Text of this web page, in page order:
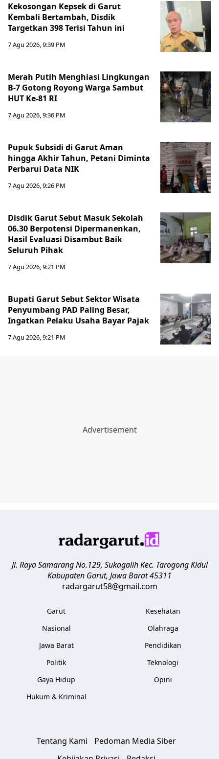
Kekosongan Kepsek di Garut
Kembali Bertambah, Disdik
Targetkan 398 Terisi Tahun ini
7 Agu 2026, 9:39 PM
Merah Putih Menghiasi Lingkungan
B-7 Gotong Royong Warga Sambut
HUT Ke-81 RI
7 Agu 2026, 9:36 PM
Pupuk Subsidi di Garut Aman
hingga Akhir Tahun, Petani Diminta
Perbarui Data NIK
7 Agu 2026, 9:26 PM
Disdik Garut Sebut Masuk Sekolah
06.30 Berpotensi Dipermanenkan,
Hasil Evaluasi Disambut Baik
Seluruh Pihak
7 Agu 2026, 9:21 PM
Bupati Garut Sebut Sektor Wisata
Penyumbang PAD Paling Besar,
Ingatkan Pelaku Usaha Bayar Pajak
7 Agu 2026, 9:21 PM
Jl. Raya Samarang No.129, Sukagalih Kec. Tarogong Kidul
Kabupaten Garut, Jawa Barat45311
radargarut58@gmail.com
Garut
Nasional
Jawa Barat
Politik
Gaya Hidup
Hukum & Kriminal
Kesehatan
Olahraga
Pendidikan
Teknologi
Opini
Tentang Kami
Pedoman Media Siber